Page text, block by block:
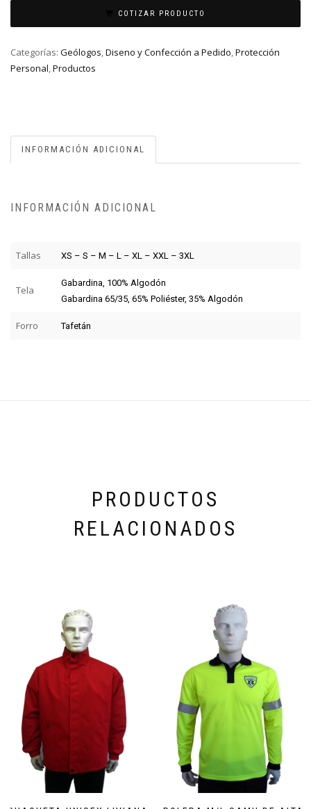
COTIZAR PRODUCTO
Categorías: Geólogos,Diseno y Confección a Pedido,Protección
Personal,Productos
INFORMACIÓN ADICIONAL
INFORMACIÓN ADICIONAL
Tallas XS – S – M – L – XL – XXL – 3XL
Tela
Gabardina, 100% Algodón
Gabardina 65/35, 65% Poliéster, 35% Algodón
Forro Tafetán
PRODUCTOS
RELACIONADOS